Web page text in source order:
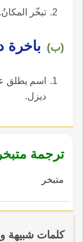
تبخّر المكانُ.
(ب) باخرة
اسم يطلق
ديزل.
ترجمة متبخر
متبخر
كلمات شبيهة